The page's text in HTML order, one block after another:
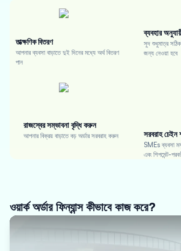
তাত্ক্ষণিক বিতরণ
আপনার ব্যবসা বাড়াতে দুই দিনের মধ্যে অর্থ বিতরণ
পান
ব্যবহার
সুদ শুধুমাত্র সঠিক
জন্য নেওয়া হবে
রাজস্বের সম্ভাবনা বৃদ্ধি করুন
আপনার বিক্রয় বাড়াতে বড় অর্ডার সরবরাহ করুন সরবরাহ চেইন
SMEs ব্যবসা
এবং শিপমেন্ট-
ওয়ার্ক অর্ডার ফিন্যান্স কীভাবে কাজ করে?